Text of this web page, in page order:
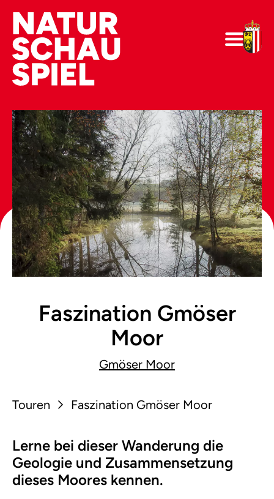
Faszination Gmöser
Moor
Gmöser Moor
Touren Faszination Gmöser Moor
Lerne bei dieser Wanderung die
Geologie und Zusammensetzung
dieses Moores kennen.